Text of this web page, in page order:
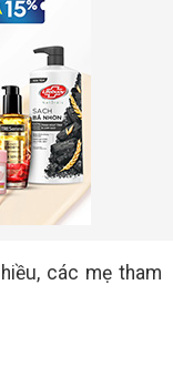
các mẹ tham